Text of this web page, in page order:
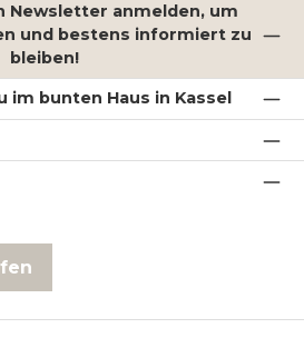
Newsletter anmelden, um
und bestens informiert zu
bleiben!
im bunten Haus in Kassel